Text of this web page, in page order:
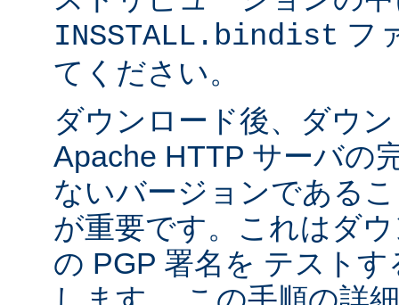
INSSTALL.bindist フ
てください。
ダウンロード後、ダウ
Apache HTTP サーバの
ないバージョンである
が重要です。これはダ
の PGP 署名を テスト